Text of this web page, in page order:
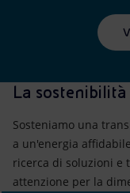
La
Sosteniamo una
a un'energia
ricerca di soluzioni e
attenzione per la